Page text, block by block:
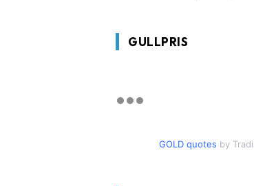
GULLPRIS
GOLD quotes by